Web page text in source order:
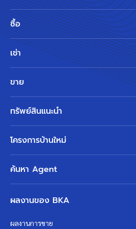
ซื้อ
เช่า
ขาย
ทรัพย์สินแนะนำ
โครงการบ้านใหม่
ค้นหา Agent
ผลงานของ BKA
ผลงานการขาย